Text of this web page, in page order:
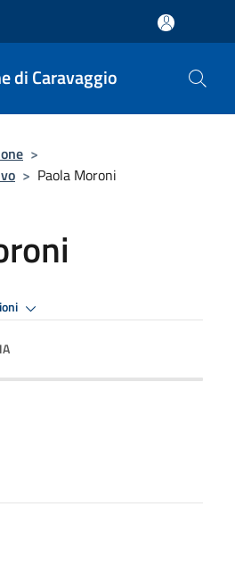
di Caravaggio
>
> Paola Moroni